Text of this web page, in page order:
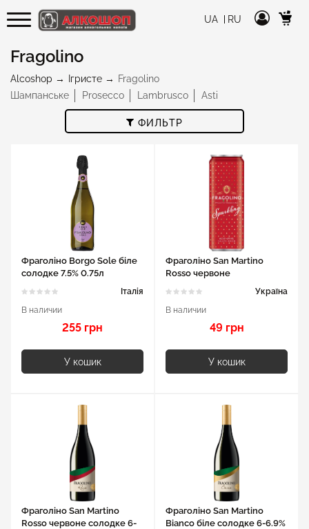
UA RU
Fragolino
Alcoshop Ігристе
Fragolino
Шампанське
Prosecco Lambrusco Asti
ФИЛЬТР
Фраголіно Borgo Sole біле
солодке 7.5% 0.75л
Італія
В наличии
255 грн
У кошик
Фраголіно San Martino
Rosso червоне
напівсолодке 6-6.9% 0.33л
Україна
В наличии
49 грн
У кошик
Фраголіно San Martino
Rosso червоне солодке 6-
Фраголіно San Martino
Bianco біле солодке 6-6.9%